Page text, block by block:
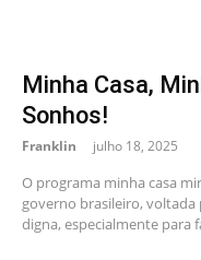
Minha Casa,
Sonhos!
Franklin julho 18, 2025
O programa minha casa
governo brasileiro, voltada
digna, especialmente para